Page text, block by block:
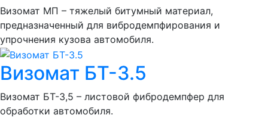
Визомат МП – тяжелый битумный материал,
предназначенный для вибродемпфирования и
упрочнения кузова автомобиля.
Визомат БТ-3.5
Визомат БТ-3,5 – листовой фибродемпфер для
обработки автомобиля.